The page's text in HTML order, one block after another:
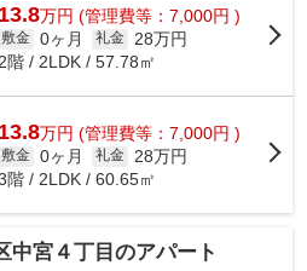
13.8万円 (管理費等：7,000円 )
敷金 0ヶ月 礼金
28万円
2階 / 2LDK / 57.78㎡
13.8万円 (管理費等：7,000円 )
敷金 0ヶ月 礼金
28万円
階 / 2LDK / 60.65㎡
中宮４丁目のアパート